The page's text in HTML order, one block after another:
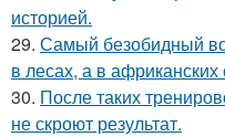
историей.
29. Самый безобидный
в лесах, а в африканских
30. После таких
не скроют результат.